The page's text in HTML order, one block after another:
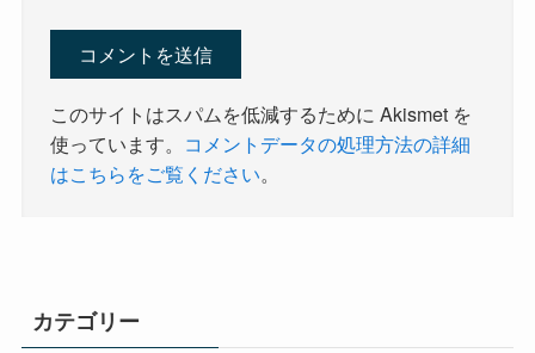
このサイトはスパムを低減するために Akismet を
使っています。 コメントデータの処理方法の詳細
はこちらをご覧ください。
カテゴリー